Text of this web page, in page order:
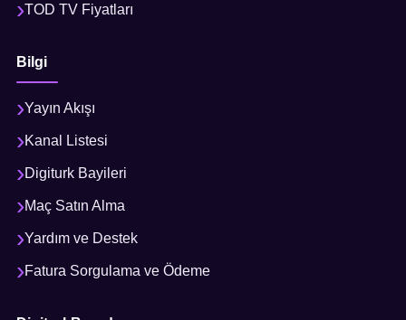
TOD TV Fiyatları
Bilgi
Yayın Akışı
Kanal Listesi
Digiturk Bayileri
Maç Satın Alma
Yardım ve Destek
Fatura Sorgulama ve Ödeme